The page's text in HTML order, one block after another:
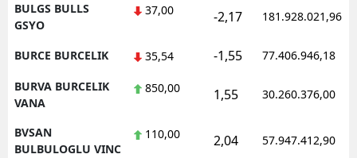
BULGS BULLS
GSYO
37,00 -2,17 181.928.021,96
BURCE BURCELIK 35,54 -1,55 77.406.946,18
BURVA BURCELIK
VANA
850,00 1,55 30.260.376,00
BVSAN
BULBULOGLU VINC
110,00 2,04 57.947.412,90